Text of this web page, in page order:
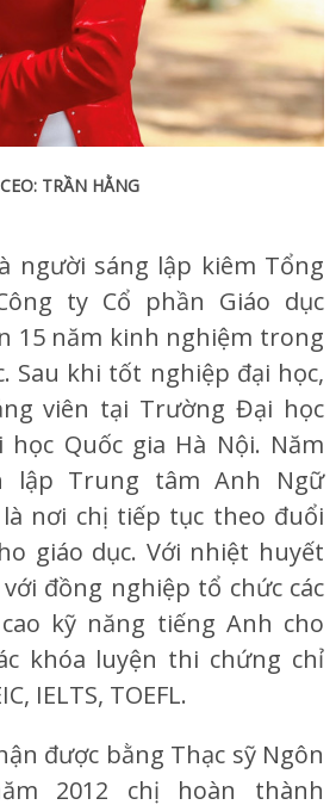
CEO: TRẦN HẰNG
người sáng lập kiêm Tổng
ty Cổ phần Giáo dục
15 năm kinh nghiệm trong
Sau khi tốt nghiệp đại học,
viên tại Trường Đại học
Quốc gia Hà Nội. Năm
lập Trung tâm Anh Ngữ
nơi chị tiếp tục theo đuổi
giáo dục. Với nhiệt huyết
đồng nghiệp tổ chức các
kỹ năng tiếng Anh cho
khóa luyện thi chứng chỉ
IELTS, TOEFL.
được bằng Thạc sỹ Ngôn
2012 chị hoàn thành